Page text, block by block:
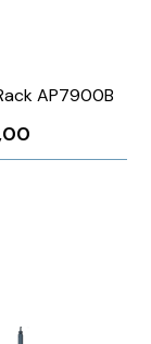
AP7900B